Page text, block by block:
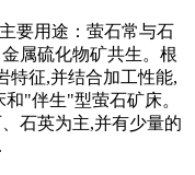
要用途：萤石常与石
属硫化物矿共生。根
特征,并结合加工性能,
"伴生"型萤石矿床。
石英为主,并有少量的